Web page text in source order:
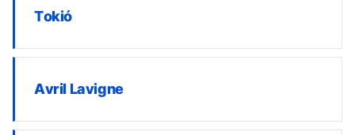
Tokió
Avril Lavigne